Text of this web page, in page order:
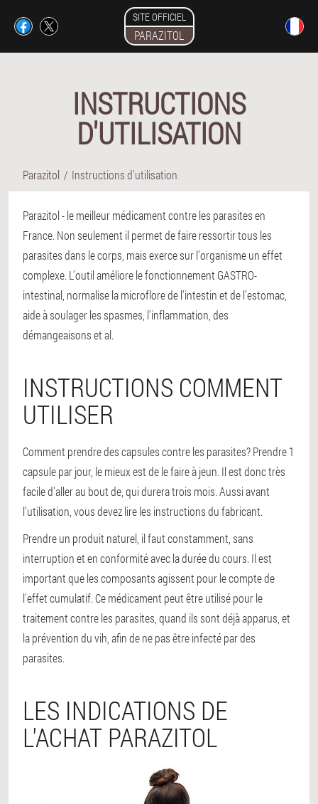
SITE OFFICIEL
PARAZITOL
INSTRUCTIONS
D'UTILISATION
Parazitol Instructions d'utilisation
Parazitol - le meilleur médicament contre les parasites en
France. Non seulement il permet de faire ressortir tous les
parasites dans le corps, mais exerce sur l'organisme un effet
complexe. L'outil améliore le fonctionnement GASTRO-
intestinal, normalise la microflore de l'intestin et de l'estomac,
aide à soulager les spasmes, l'inflammation, des
démangeaisons et al.
INSTRUCTIONS COMMENT
UTILISER
Comment prendre des capsules contre les parasites? Prendre 1
capsule par jour, le mieux est de le faire à jeun. Il est donc très
facile d'aller au bout de, qui durera trois mois. Aussi avant
l'utilisation, vous devez lire les instructions du fabricant.
Prendre un produit naturel, il faut constamment, sans
interruption et en conformité avec la durée du cours. Il est
important que les composants agissent pour le compte de
l'effet cumulatif. Ce médicament peut être utilisé pour le
traitement contre les parasites, quand ils sont déjà apparus, et
la prévention du vih, afin de ne pas être infecté par des
parasites.
LES INDICATIONS DE
L'ACHAT PARAZITOL